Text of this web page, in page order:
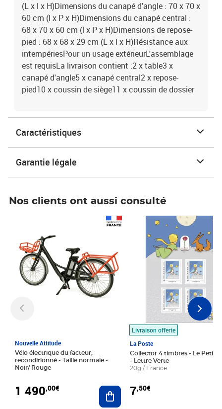
(L x l x H)Dimensions du canapé d'angle : 70 x 70 x
60 cm (l x P x H)Dimensions du canapé central :
68 x 70 x 60 cm (l x P x H)Dimensions de repose-
pied : 68 x 68 x 29 cm (L x l x H)Résistance aux
intempériesPour un usage extérieurL'assemblage
est requisLa livraison contient :2 x table3 x
canapé d'angle5 x canapé central2 x repose-
pied10 x coussin de siège11 x coussin de dossier
Caractéristiques
Garantie légale
Nos clients ont aussi consulté
Nouvelle Attitude
Vélo électrique du facteur,
reconditionné - Taille normale -
Noir/ Rouge
1 490,00€ Ajouter au panier
Livraison offerte
La Poste
Collector 4 timbres - Le Petit
- Lettre Verte
20g / France
7,50€
Prix 7,50€